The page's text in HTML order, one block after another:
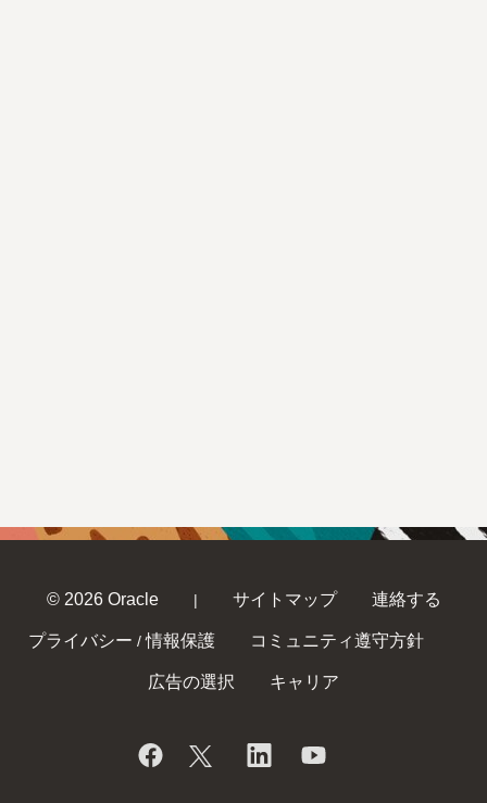
© 2026 Oracle | サイトマップ 連絡する
プライバシー / 情報保護 コミュニティ遵守方針
広告の選択 キャリア